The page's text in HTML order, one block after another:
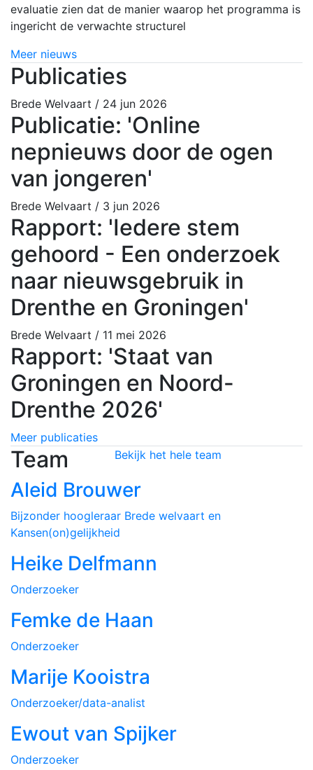
evaluatie zien dat de manier waarop het programma is
ingericht de verwachte structurel
Meer nieuws
Publicaties
Brede Welvaart / 24 jun 2026
Publicatie: 'Online
nepnieuws door de ogen
van jongeren'
Brede Welvaart / 3 jun 2026
Rapport: 'Iedere stem
gehoord - Een onderzoek
naar nieuwsgebruik in
Drenthe en Groningen'
Brede Welvaart / 11 mei 2026
Rapport: 'Staat van
Groningen en Noord-
Drenthe 2026'
Meer publicaties
Team Bekijk het hele team
Aleid Brouwer
Bijzonder hoogleraar Brede welvaart en
Kansen(on)gelijkheid
Heike Delfmann
Onderzoeker
Femke de Haan
Onderzoeker
Marije Kooistra
Onderzoeker/data-analist
Ewout van Spijker
Onderzoeker